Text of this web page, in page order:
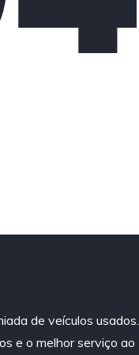
de veículos usados.
e o melhor serviço ao